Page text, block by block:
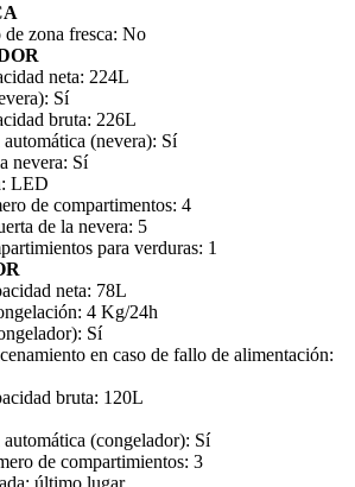
zona fresca: No
neta: 224L
Sí
bruta: 226L
(nevera): Sí
nevera: Sí
LED
de compartimentos: 4
de la nevera: 5
para verduras: 1
neta: 78L
4 Kg/24h
Sí
en caso de fallo de alimentación:
bruta: 120L
(congelador): Sí
de compartimientos: 3
último lugar